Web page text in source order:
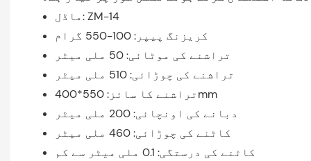
ماڈل: ZM-14
کریزنگ پیپر: 100-550 گرام
تراشنے کی موٹائی: 50 ملی میٹر
تراشنے کی چوڑائی: 510 ملی میٹر
تراشنے کا سائز: 550*400mm
دبانے کی اونچائی: 200 ملی میٹر
کاٹنے کی چوڑائی: 460 ملی میٹر
کاٹنے کی درستگی: 0.1 ملی میٹر سے کم